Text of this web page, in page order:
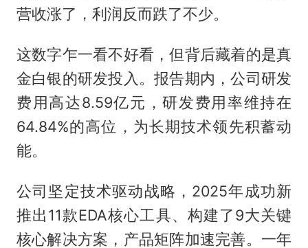
营收涨了，利润反而跌了不少。
这数字乍一看不好看，但背后藏着的是真
金白银的研发投入。报告期内，公司研发
费用高达8.59亿元，研发费用率维持在
64.84%的高位，为长期技术领先积蓄动
能。
公司坚定技术驱动战略，2025年成功新
推出11款EDA核心工具、构建了9大关键
核心解决方案，产品矩阵加速完善。一年